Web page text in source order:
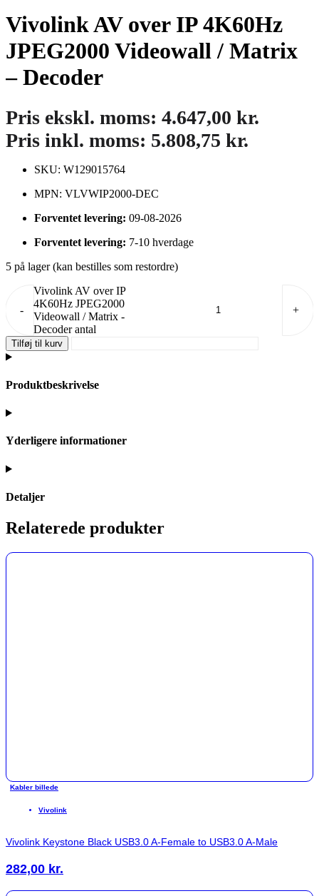
Vivolink AV over IP 4K60Hz
JPEG2000 Videowall / Matrix
– Decoder
Pris ekskl. moms: 4.647,00 kr.
Pris inkl. moms: 5.808,75 kr.
SKU: W129015764
MPN: VLVWIP2000-DEC
Forventet levering: 09-08-2026
Forventet levering: 7-10 hverdage
5 på lager (kan bestilles som restordre)
-
Vivolink AV over IP
4K60Hz JPEG2000
Videowall / Matrix -
Decoder antal
+
Tilføj til kurv
Produktbeskrivelse
Yderligere informationer
Detaljer
Relaterede produkter
Kabler billede
Vivolink
Vivolink Keystone Black USB3.0 A-Female to USB3.0 A-Male
282,00 kr.